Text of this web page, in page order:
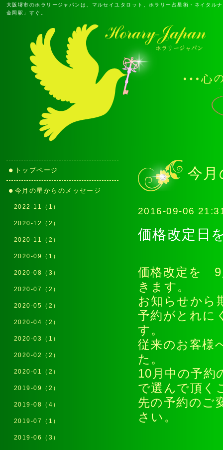
大阪堺市のホラリージャパンは、マルセイユタロット、ホラリー占星術・ネイタ
金岡駅」すぐ。
今
2016-09-06
価格改定日
価格改定を
きます。
お知らせから
予約がとれに
す。
従来のお客様
た。
10月中の予約
で選んで頂く
先の予約のご
さい。
トップページ
今月の星からのメッセージ
2022-11（1）
2020-12（2）
2020-11（2）
2020-09（1）
2020-08（3）
2020-07（2）
2020-05（2）
2020-04（2）
2020-03（1）
2020-02（2）
2020-01（2）
2019-09（2）
2019-08（4）
2019-07（1）
2019-06（3）